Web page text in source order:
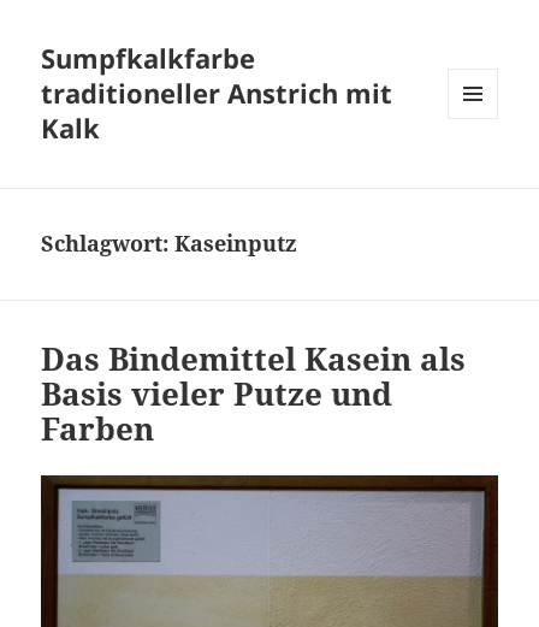
Sumpfkalkfarbe
traditioneller Anstrich mit
Kalk
Schlagwort:Kaseinputz
Das Bindemittel Kasein als
Basis vieler Putze und
Farben